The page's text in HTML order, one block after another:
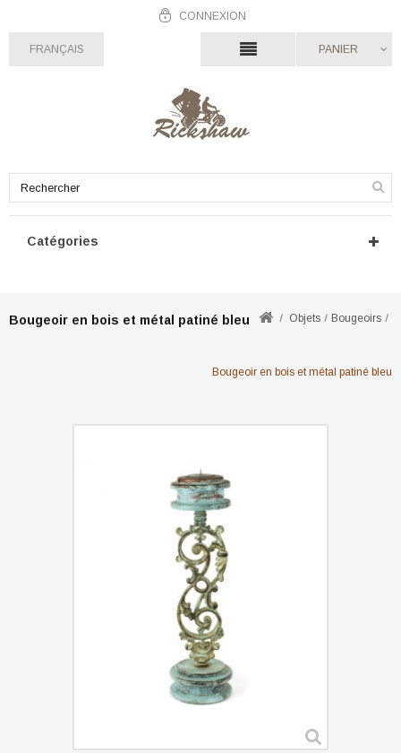
CONNEXION
FRANÇAIS PANIER
Catégories
Bougeoir en bois et métal patiné bleu Objets Bougeoirs
Bougeoir en bois et métal patiné bleu